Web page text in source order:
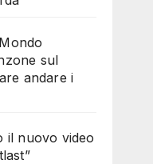
sul
andare i
il nuovo video